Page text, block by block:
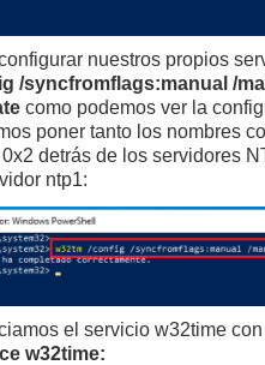
nuestros propios
/syncfromflags:manual /
como podemos ver la
poner tanto los nombres
detrás de los servidores
ntp1:
el servicio w32time
w32time: